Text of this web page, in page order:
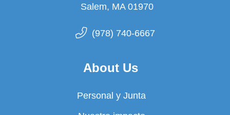
Salem, MA 01970
(978) 740-6667
About Us
Personal y Junta